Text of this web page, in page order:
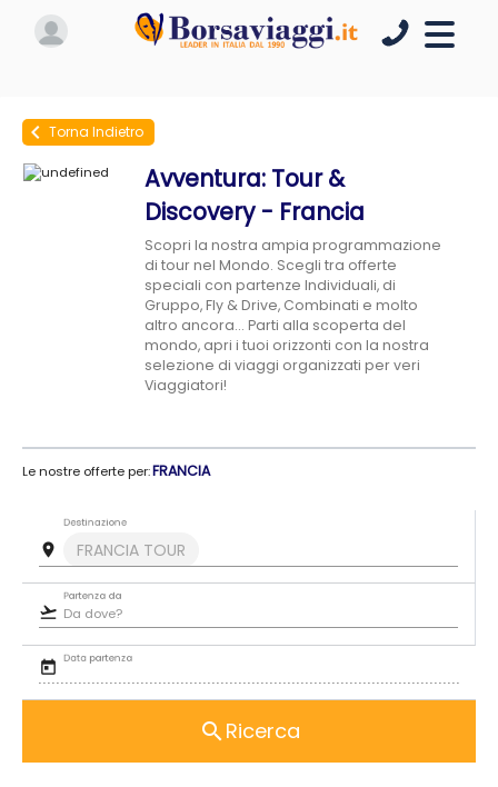
navigate_before Torna Indietro
Avventura: Tour &
Discovery - Francia
Scopri la nostra ampia programmazione
di tour nel Mondo. Scegli tra offerte
speciali con partenze Individuali, di
Gruppo, Fly & Drive, Combinati e molto
altro ancora... Parti alla scoperta del
mondo, apri i tuoi orizzonti con la nostra
selezione di viaggi organizzati per veri
Viaggiatori!
Le nostre offerte per:FRANCIA
room FRANCIA TOUR
Destinazione
flight_takeoff
Partenza da
today
Data partenza
searchRicerca